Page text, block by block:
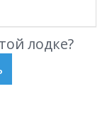
лодке?